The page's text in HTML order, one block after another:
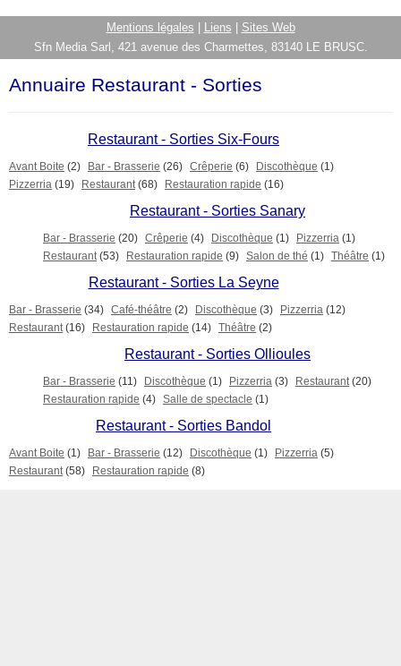
Mentions légales Liens
Sites Web
Sfn Media Sarl, 421 avenue des Charmettes, 83140 LE BRUSC.
Annuaire Restaurant - Sorties
Restaurant - Sorties Six-Fours
Avant Boite (2) Bar - Brasserie (26) Crêperie (6) Discothèque (1)
Pizzerria (19) Restaurant (68) Restauration rapide (16)
Restaurant - Sorties Sanary
Bar - Brasserie (20) Crêperie (4) Discothèque (1) Pizzerria (1)
Restaurant (53) Restauration rapide (9) Salon de thé (1) Théâtre (1)
Restaurant - Sorties La Seyne
Bar - Brasserie (34) Café-théâtre (2) Discothèque (3) Pizzerria (12)
Restaurant (16) Restauration rapide (14) Théâtre (2)
Restaurant - Sorties Ollioules
Bar - Brasserie (11) Discothèque (1) Pizzerria (3) Restaurant (20)
Restauration rapide (4) Salle de spectacle (1)
Restaurant - Sorties Bandol
Avant Boite (1) Bar - Brasserie (12) Discothèque (1) Pizzerria (5)
Restaurant (58) Restauration rapide (8)